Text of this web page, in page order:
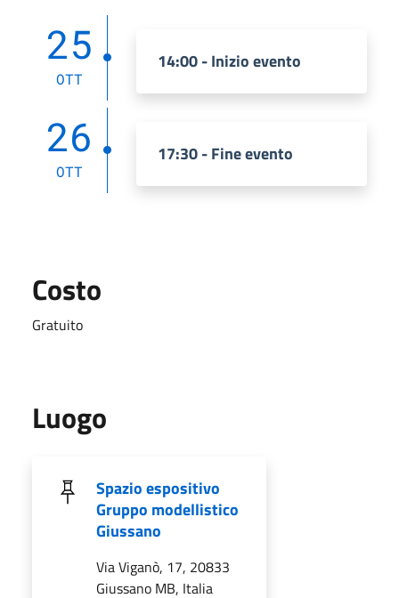
25
OTT
14:00 - Inizio evento
26
OTT
17:30 - Fine evento
Costo
Gratuito
Luogo
Spazio espositivo
Gruppo modellistico
Giussano
Via Viganò, 17, 20833
Giussano MB, Italia